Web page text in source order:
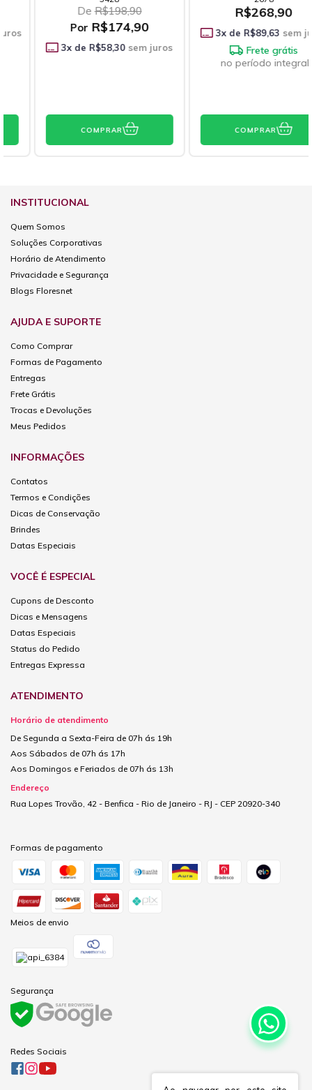
R$198,90
R$174,90
x de R$58,30sem juros
COMPRAR
R$268,90
x de R$89,63sem juros
Frete grátis
no período integral
COMPRAR
INSTITUCIONAL
Quem Somos
Soluções Corporativas
Horário de Atendimento
Privacidade e Segurança
Blogs Floresnet
AJUDA E SUPORTE
Como Comprar
Formas de Pagamento
Entregas
Frete Grátis
Trocas e Devoluções
Meus Pedidos
INFORMAÇÕES
Contatos
Termos e Condições
Dicas de Conservação
Brindes
Datas Especiais
VOCÊ É ESPECIAL
Cupons de Desconto
Dicas e Mensagens
Datas Especiais
Status do Pedido
Entregas Expressa
ATENDIMENTO
Horário de atendimento
De Segunda a Sexta-Feira de 07h ás 19h
Aos Sábados de 07h ás 17h
Aos Domingos e Feriados de 07h ás 13h
Endereço
Rua Lopes Trovão, 42 - Benfica - Rio de Janeiro - RJ - CEP 20920-340
Formas de pagamento
Meios de envio
Segurança
Redes Sociais